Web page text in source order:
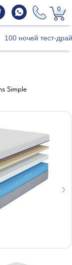
0
100 ночей тест-
Simple